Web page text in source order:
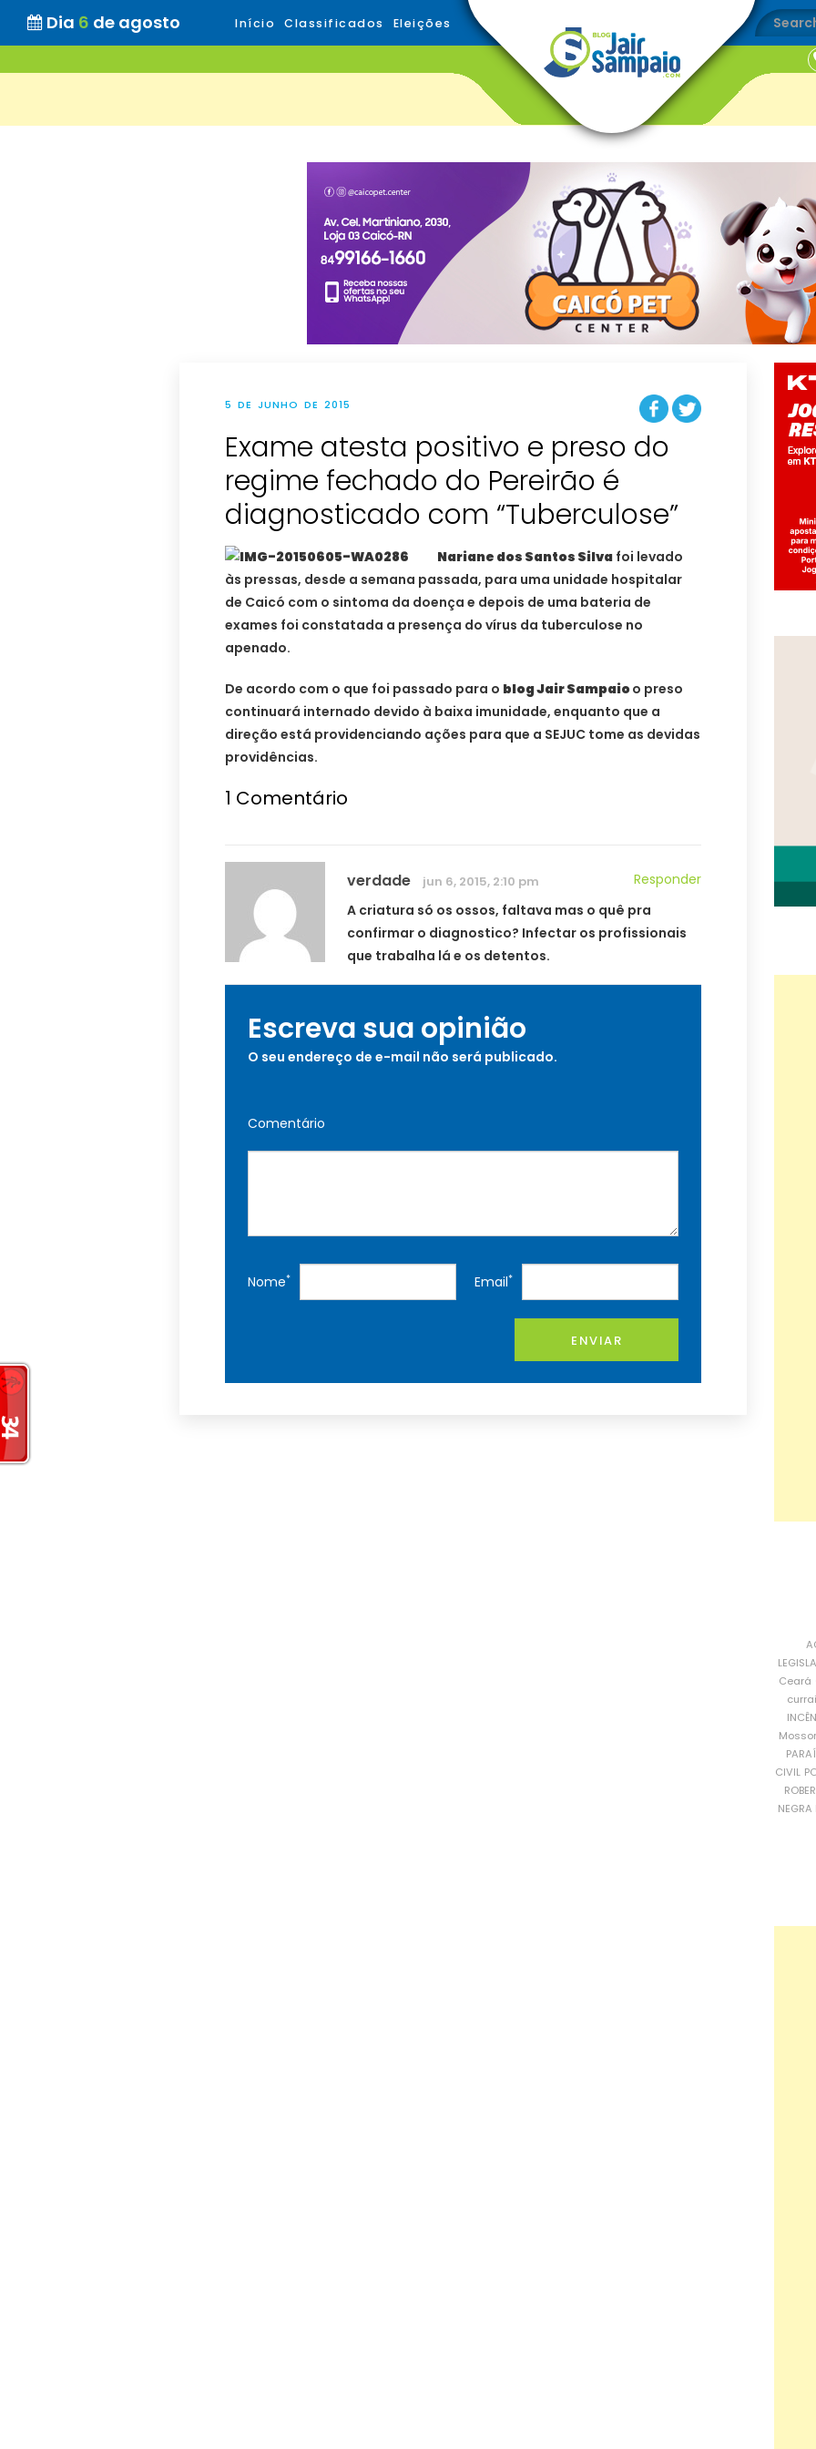
Dia 6 de agosto Início Classificados Eleições
5 DE JUNHO DE 2015
Exame atesta positivo e preso do
regime fechado do Pereirão é
diagnosticado com “Tuberculose”
Nariane dos Santos Silva foi levado
às pressas, desde a semana passada, para uma unidade hospitalar
de Caicó com o sintoma da doença e depois de uma bateria de
exames foi constatada a presença do vírus da tuberculose no
apenado.
De acordo com o que foi passado para o blog Jair Sampaio o preso
continuará internado devido à baixa imunidade, enquanto que a
direção está providenciando ações para que a SEJUC tome as devidas
providências.
1 Comentário
verdade jun 6, 2015, 2:10 pm
Responder
A criatura só os ossos, faltava mas o quê pra
confirmar o diagnostico? Infectar os profissionais
que trabalha lá e os detentos.
Escreva sua opinião
O seu endereço de e-mail não será publicado.
Comentário
Nome* Email*
ENVIAR
Ceará
CIVIL
NEGRA